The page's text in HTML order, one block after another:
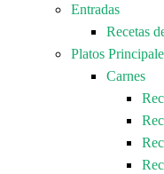
Entradas
Recetas
Platos
Carnes